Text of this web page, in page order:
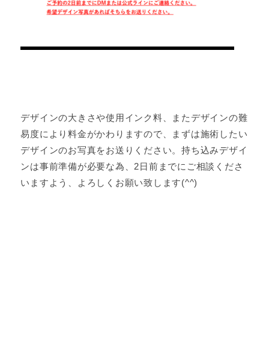
デザインの大きさや使用インク料、またデザインの難
易度により料金がかわりますので、まずは施術したい
デザインのお写真をお送りください。持ち込みデザイ
ンは事前準備が必要な為、2日前までにご相談くださ
いますよう、よろしくお願い致します(^^)